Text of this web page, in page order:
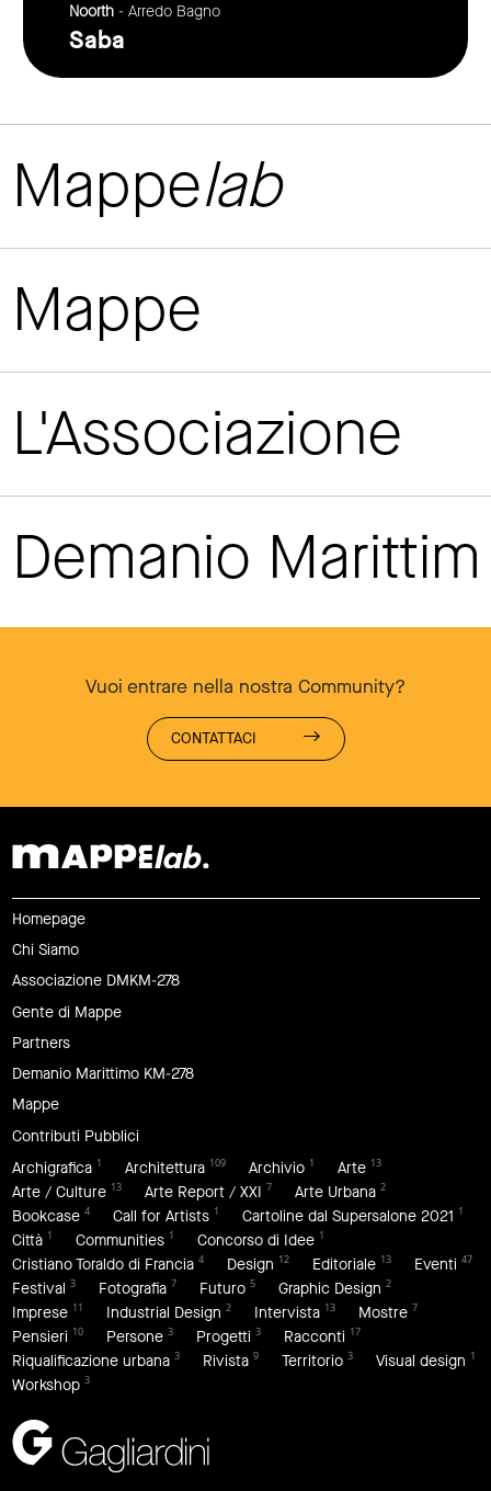
Noorth - Arredo Bagno
Saba
Mappelab
Mappe
L'Associazione
Demanio
Vuoi entrare nella nostra Community?
CONTATTACI
Homepage
Chi Siamo
Associazione DMKM-278
Gente di Mappe
Partners
Demanio Marittimo KM-278
Mappe
Contributi Pubblici
Archigrafica 1 Architettura 109 Archivio 1 Arte 13
Arte / Culture 13 Arte Report / XXI 7 Arte Urbana 2
Bookcase 4 Call for Artists 1 Cartoline dal Supersalone 2021 1
Città 1 Communities 1 Concorso di Idee 1
Cristiano Toraldo di Francia 4 Design 12 Editoriale 13 Eventi 47
Festival 3 Fotografia 7 Futuro 5 Graphic Design 2
Imprese 11 Industrial Design 2 Intervista 13 Mostre 7
Pensieri 10 Persone 3 Progetti 3 Racconti 17
Riqualificazione urbana 3 Rivista 9 Territorio 3 Visual design 1
Workshop 3